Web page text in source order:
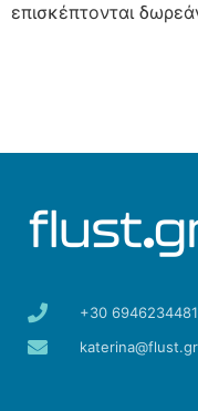
επισκέπτονται
+30 6946234481
katerina@flust.gr